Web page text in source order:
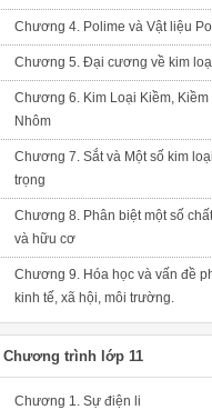
Chương 4. Polime và Vật liệu
Chương 5. Đại cương về kim
Chương 6. Kim Loại Kiềm, Kiềm
Nhôm
Chương 7. Sắt và Một số kim
trọng
Chương 8. Phân biệt một số
và hữu cơ
Chương 9. Hóa học và vấn đề
kinh tế, xã hội, môi trường.
Chương trình lớp 11
Chương 1. Sự điện li